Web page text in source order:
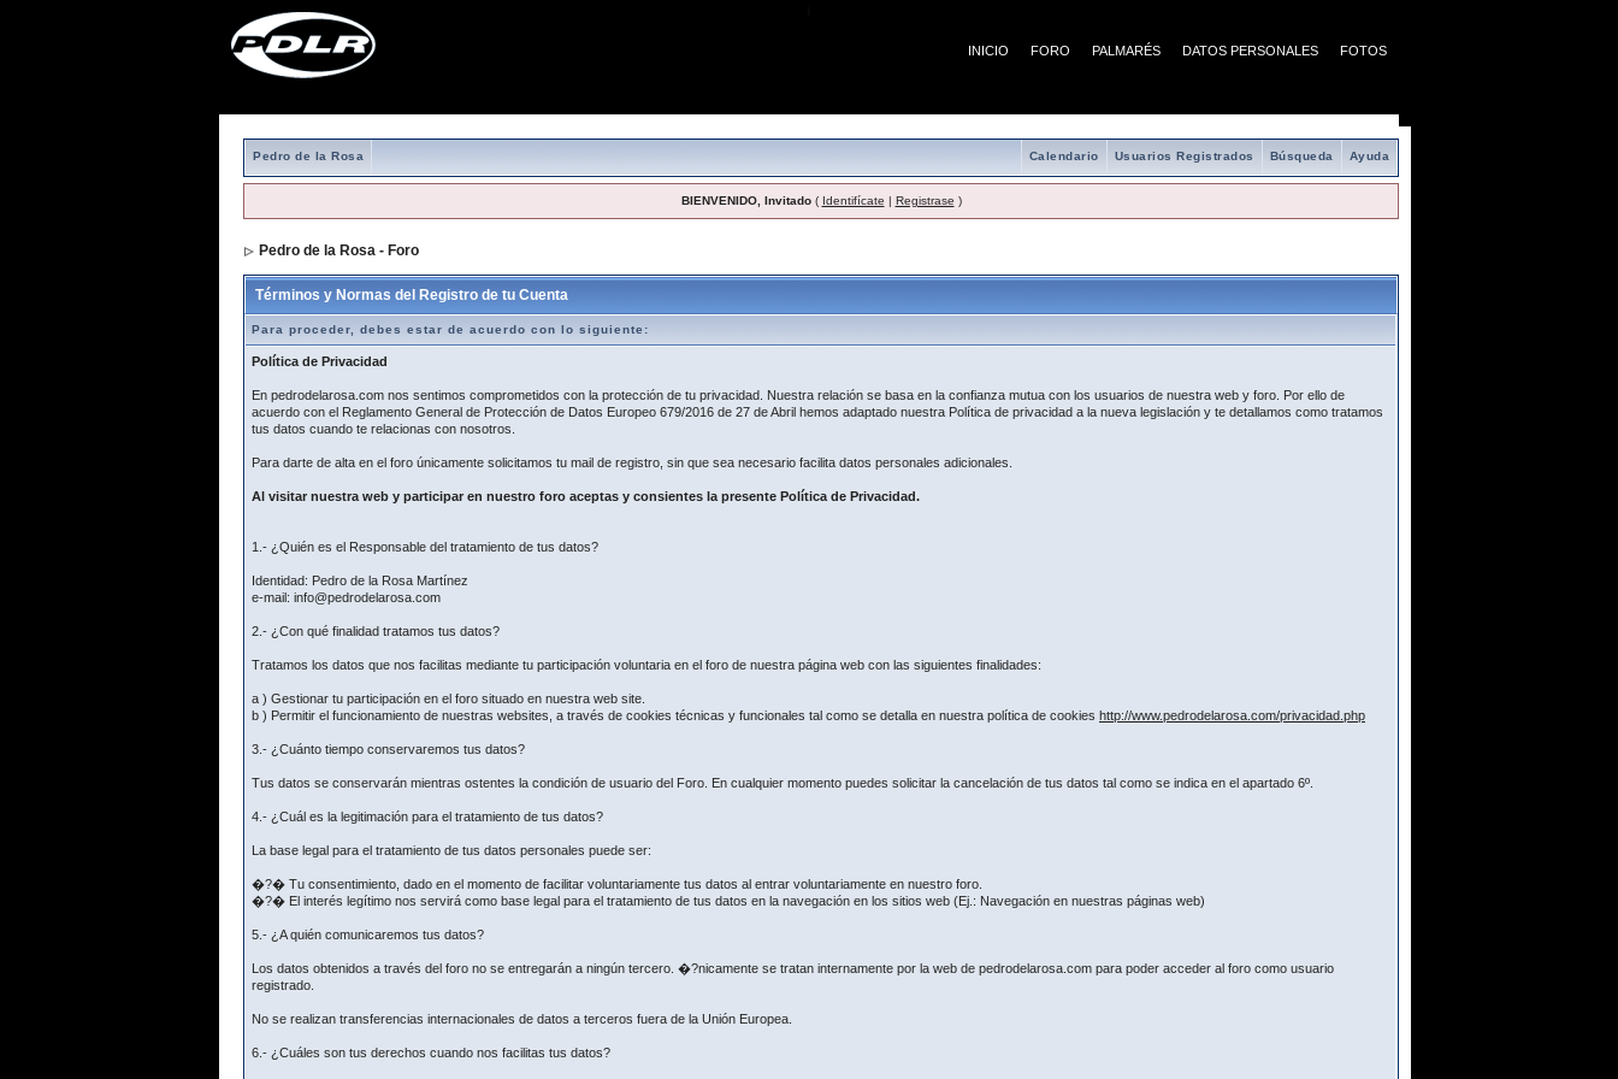
INICIO FORO PALMARÉS DATOS PERSONALES FOTOS
Pedro de la Rosa Ayuda
Búsqueda
Usuarios Registrados
Calendario
BIENVENIDO, Invitado( Identifícate | Registrase )
Pedro de la Rosa - Foro
Términos y Normas del Registro de tu Cuenta
Para proceder, debes estar de acuerdo con lo siguiente:
Política de Privacidad
En pedrodelarosa.com nos sentimos comprometidos con la protección de tu privacidad. Nuestra relación se basa en la confianza mutua con los usuarios de nuestra web y foro. Por ello de
acuerdo con el Reglamento General de Protección de Datos Europeo 679/2016 de 27 de Abril hemos adaptado nuestra Política de privacidad a la nueva legislación y te detallamos como tratamos
tus datos cuando te relacionas con nosotros.
Para darte de alta en el foro únicamente solicitamos tu mail de registro, sin que sea necesario facilita datos personales adicionales.
Al visitar nuestra web y participar en nuestro foro aceptas y consientes la presente Política de Privacidad.
1.- ¿Quién es el Responsable del tratamiento de tus datos?
Identidad: Pedro de la Rosa Martínez
e-mail: info@pedrodelarosa.com
2.- ¿Con qué finalidad tratamos tus datos?
Tratamos los datos que nos facilitas mediante tu participación voluntaria en el foro de nuestra página web con las siguientes finalidades:
a ) Gestionar tu participación en el foro situado en nuestra web site.
b ) Permitir el funcionamiento de nuestras websites, a través de cookies técnicas y funcionales tal como se detalla en nuestra política de cookies http://www.pedrodelarosa.com/privacidad.php
3.- ¿Cuánto tiempo conservaremos tus datos?
Tus datos se conservarán mientras ostentes la condición de usuario del Foro. En cualquier momento puedes solicitar la cancelación de tus datos tal como se indica en el apartado 6º.
4.- ¿Cuál es la legitimación para el tratamiento de tus datos?
La base legal para el tratamiento de tus datos personales puede ser:
�?� Tu consentimiento, dado en el momento de facilitar voluntariamente tus datos al entrar voluntariamente en nuestro foro.
�?� El interés legítimo nos servirá como base legal para el tratamiento de tus datos en la navegación en los sitios web (Ej.: Navegación en nuestras páginas web)
5.- ¿A quién comunicaremos tus datos?
Los datos obtenidos a través del foro no se entregarán a ningún tercero. �?nicamente se tratan internamente por la web de pedrodelarosa.com para poder acceder al foro como usuario
registrado.
No se realizan transferencias internacionales de datos a terceros fuera de la Unión Europea.
6.- ¿Cuáles son tus derechos cuando nos facilitas tus datos?